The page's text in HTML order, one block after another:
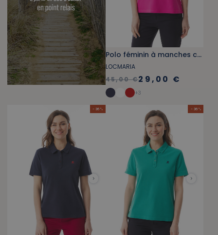
Polo féminin à manches courtes rose fuschia
LOCMARIA
45,00 €29,00 €
+3
- 36 % - 36 %